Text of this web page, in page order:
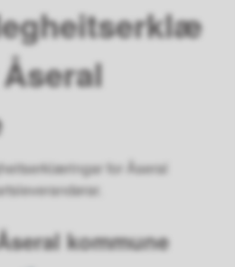
for Åseral
kommune